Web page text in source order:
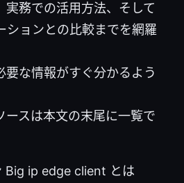
実務での活用方法、そして
ションとの比較までを網羅
要な情報がすぐ分かるよう
ースは本文の末尾に一覧で
Big ip edge client とは